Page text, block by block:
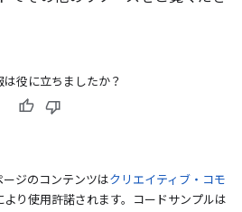
は役に立ちましたか？
ジのコンテンツはクリエイティブ・コモ
より使用許諾されます。コードサンプルは